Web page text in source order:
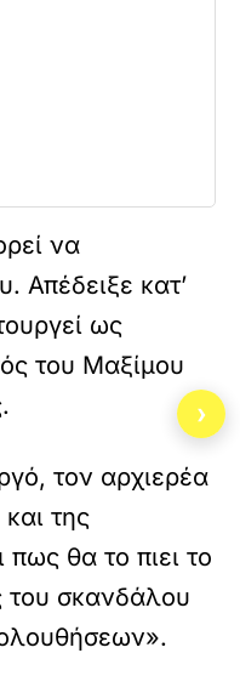
να
Απέδειξε κατ’
ως
του Μαξίμου
τον αρχιερέα
της
θα το πιει το
του σκανδάλου
›